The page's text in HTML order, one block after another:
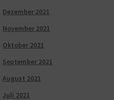
Dezember 2021
November 2021
Oktober 2021
September 2021
August 2021
Juli 2021